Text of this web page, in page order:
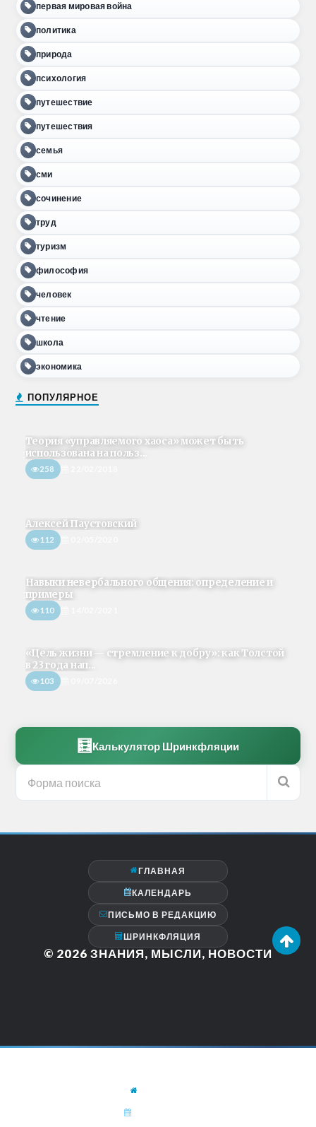
первая мировая война
политика
природа
психология
путешествие
путешествия
семья
сми
сочинение
труд
туризм
философия
человек
чтение
школа
экономика
ПОПУЛЯРНОЕ
Теория «управляемого хаоса» может быть
использована на польз...
258
Алексей Паустовский
112
Навыки невербального общения: определение и
примеры
110
«Цель жизни — стремление к добру»: как Толстой
в 23 года нап...
103
🧮 Калькулятор Шринкфляции
ГЛАВНАЯ
КАЛЕНДАРЬ
ПИСЬМО В РЕДАКЦИЮ
ШРИНКФЛЯЦИЯ
© 2026 ЗНАНИЯ, МЫСЛИ, НОВОСТИ